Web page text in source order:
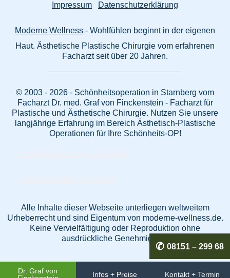
Infos + Preise
Dr. Graf von
Kontakt + Termin
08151 – 299 68
Impressum Datenschutzerklärung
Moderne Wellness - Wohlfühlen beginnt in der eigenen
Haut. Ästhetische Plastische Chirurgie vom erfahrenen
Facharzt seit über 20 Jahren.
© 2003 - 2026 - Schönheitsoperation in Starnberg vom
Facharzt Dr. med. Graf von Finckenstein - Facharzt für
Plastische und Ästhetische Chirurgie. Nutzen Sie unsere
langjährige Erfahrung im Bereich Ästhetisch-Plastische
Operationen für Ihre Schönheits-OP!
Alle Inhalte dieser Webseite unterliegen weltweitem
Urheberrecht und sind Eigentum von moderne-wellness.de.
Keine Vervielfältigung oder Reproduktion ohne
ausdrückliche Genehmigung.